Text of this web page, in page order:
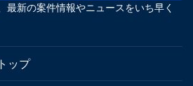
最新の案件情報やニュースをいち早く
ップ